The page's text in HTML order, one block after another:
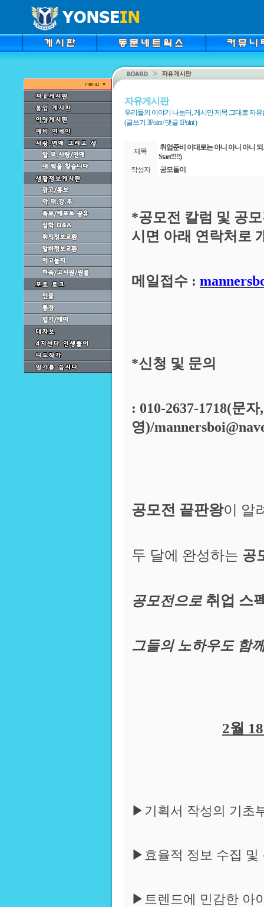
자유게시판
우리들의 이야기 나눔터, 게시만 제목 그대로 자
(글쓰기 3Point / 댓글 1Point )
제목
취업준비 이대로는 아니 아니 아니 되
Start!!!!!)
작성자
공모돌이
*공모전 칼럼 및 공
시면 아래 연락처로
메일접수 :
*신청 및 문의
: 010-2637-1718(문
영)/
공모전 끝판왕이 알
두 달에 완성하는 공
공모전으로 취업 스
그들의 노하우도 함
2월
▶기획서 작성의 기초
▶효율적 정보 수집 및
▶트렌드에 민감한 아